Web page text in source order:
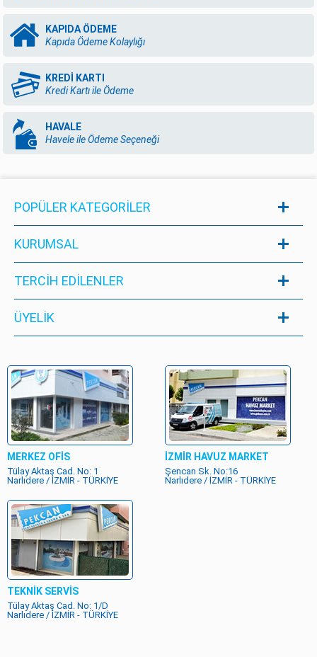
KAPIDA ÖDEME
Kapıda Ödeme Kolaylığı
KREDİ KARTI
Kredi Kartı ile Ödeme
HAVALE
Havele ile Ödeme Seçeneği
POPÜLER KATEGORILER
KURUMSAL
TERCİH EDİLENLER
ÜYELIK
MERKEZ OFİS
Tülay Aktaş Cad. No: 1
Narlıdere / İZMİR - TÜRKİYE
İZMİR HAVUZ MARKET
Şencan Sk. No:16
Narlıdere / İZMİR - TÜRKİYE
TEKNİK SERVİS
Tülay Aktaş Cad. No: 1/D
Narlıdere / İZMİR - TÜRKİYE